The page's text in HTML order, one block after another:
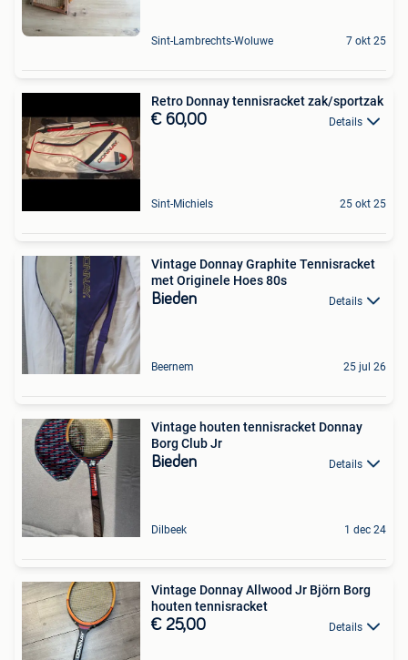
Sint-Lambrechts-Woluwe 7 okt 25
Retro Donnay tennisracket zak/sportzak
€ 60,00 Details
Sint-Michiels 25 okt 25
Vintage Donnay Graphite Tennisracket
met Originele Hoes 80s
Bieden Details
Beernem 25 jul 26
Vintage houten tennisracket Donnay
Borg Club Jr
Bieden Details
Dilbeek 1 dec 24
Vintage Donnay Allwood Jr Björn Borg
houten tennisracket
€ 25,00 Details